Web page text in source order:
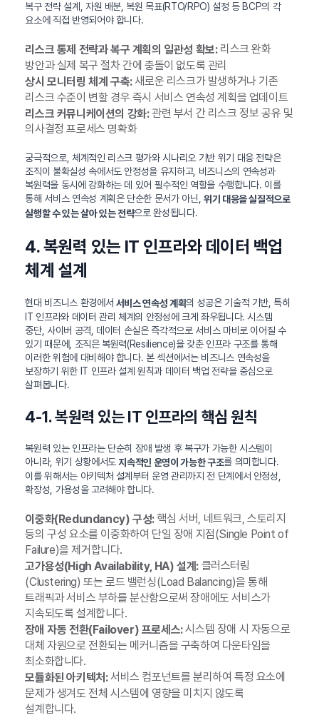
복구 전략 설계, 자원 배분, 복원 목표(RTO/RPO) 설정 등 BCP의 각
요소에 직접 반영되어야 합니다.
리스크 통제 전략과 복구 계획의 일관성 확보:리스크 완화
방안과 실제 복구 절차 간에 충돌이 없도록 관리
상시 모니터링 체계 구축:새로운 리스크가 발생하거나 기존
리스크 수준이 변할 경우 즉시 서비스 연속성 계획을 업데이트
리스크 커뮤니케이션의 강화:관련 부서 간 리스크 정보 공유 및
의사결정 프로세스 명확화
궁극적으로, 체계적인 리스크 평가와 시나리오 기반 위기 대응 전략은
조직이 불확실성 속에서도 안정성을 유지하고, 비즈니스의 연속성과
복원력을 동시에 강화하는 데 있어 필수적인 역할을 수행합니다. 이를
통해 서비스 연속성 계획은 단순한 문서가 아닌, 위기 대응을 실질적으로
실행할 수 있는 살아 있는 전략으로 완성됩니다.
4. 복원력 있는 IT 인프라와 데이터 백업
체계 설계
현대 비즈니스 환경에서 서비스 연속성 계획의 성공은 기술적 기반, 특히
IT 인프라와 데이터 관리 체계의 안정성에 크게 좌우됩니다. 시스템
중단, 사이버 공격, 데이터 손실은 즉각적으로 서비스 마비로 이어질 수
있기 때문에, 조직은 복원력(Resilience)을 갖춘 인프라 구조를 통해
이러한 위험에 대비해야 합니다. 본 섹션에서는 비즈니스 연속성을
보장하기 위한 IT 인프라 설계 원칙과 데이터 백업 전략을 중심으로
살펴봅니다.
4-1. 복원력 있는 IT 인프라의 핵심 원칙
복원력 있는 인프라는 단순히 장애 발생 후 복구가 가능한 시스템이
아니라, 위기 상황에서도지속적인 운영이 가능한 구조를 의미합니다.
이를 위해서는 아키텍처 설계부터 운영 관리까지 전 단계에서 안정성,
확장성, 가용성을 고려해야 합니다.
이중화(Redundancy) 구성:핵심 서버, 네트워크, 스토리지
등의 구성 요소를 이중화하여 단일 장애 지점(Single Point of
Failure)을 제거합니다.
고가용성(High Availability, HA) 설계:클러스터링
(Clustering) 또는 로드 밸런싱(Load Balancing)을 통해
트래픽과 서비스 부하를 분산함으로써 장애에도 서비스가
지속되도록 설계합니다.
장애 자동 전환(Failover) 프로세스:시스템 장애 시 자동으로
대체 자원으로 전환되는 메커니즘을 구축하여 다운타임을
최소화합니다.
모듈화된 아키텍처:서비스 컴포넌트를 분리하여 특정 요소에
문제가 생겨도 전체 시스템에 영향을 미치지 않도록
설계합니다.